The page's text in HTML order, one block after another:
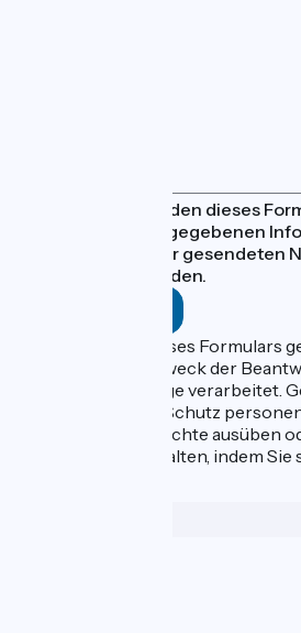
Mit dem Absenden dieses
zu, dass die eingegebenen
Bearbeitung der gesendeten
verwendet werden.
Die im Rahmen dieses Formulars
werden von zum Zweck der
Informationsanfrage verarbeitet.
Vorschriften zum Schutz
können Sie Ihre Rechte ausüben
Informationen erhalten, indem Sie